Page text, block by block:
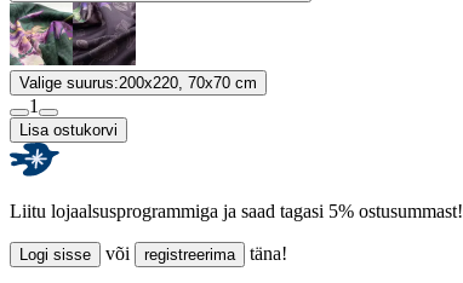
Valige suurus:200x220, 70x70 cm
1
Lisa ostukorvi
Liitu lojaalsusprogrammiga ja saad tagasi 5% ostusummast!
Logi sisse või registreerima täna!